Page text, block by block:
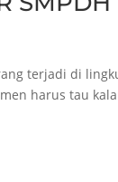
terjadi di
harus tau